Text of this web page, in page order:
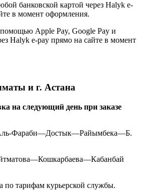
банковской картой через Halyk e-
в момент оформления.
помощью Apple Pay, Google Pay и
Halyk e-pay прямо на сайте в момент
и г. Астана
на следующий день при заказе
Фараби—Достык—Райымбека—Б.
по тарифам курьерской службы.